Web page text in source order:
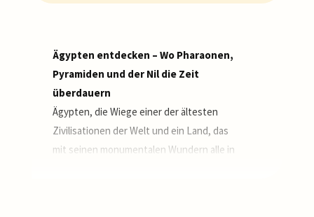
Ägypten entdecken – Wo Pharaonen,
Pyramiden und der Nil die Zeit
überdauern
Ägypten, die Wiege einer der ältesten
Zivilisationen der Welt und ein Land, das
mit seinen monumentalen Wundern alle in